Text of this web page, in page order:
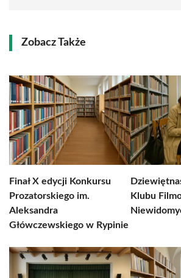
Zobacz Także
Finał X edycji Konkursu
Prozatorskiego im.
Aleksandra
Główczewskiego w Rypinie
Klubu